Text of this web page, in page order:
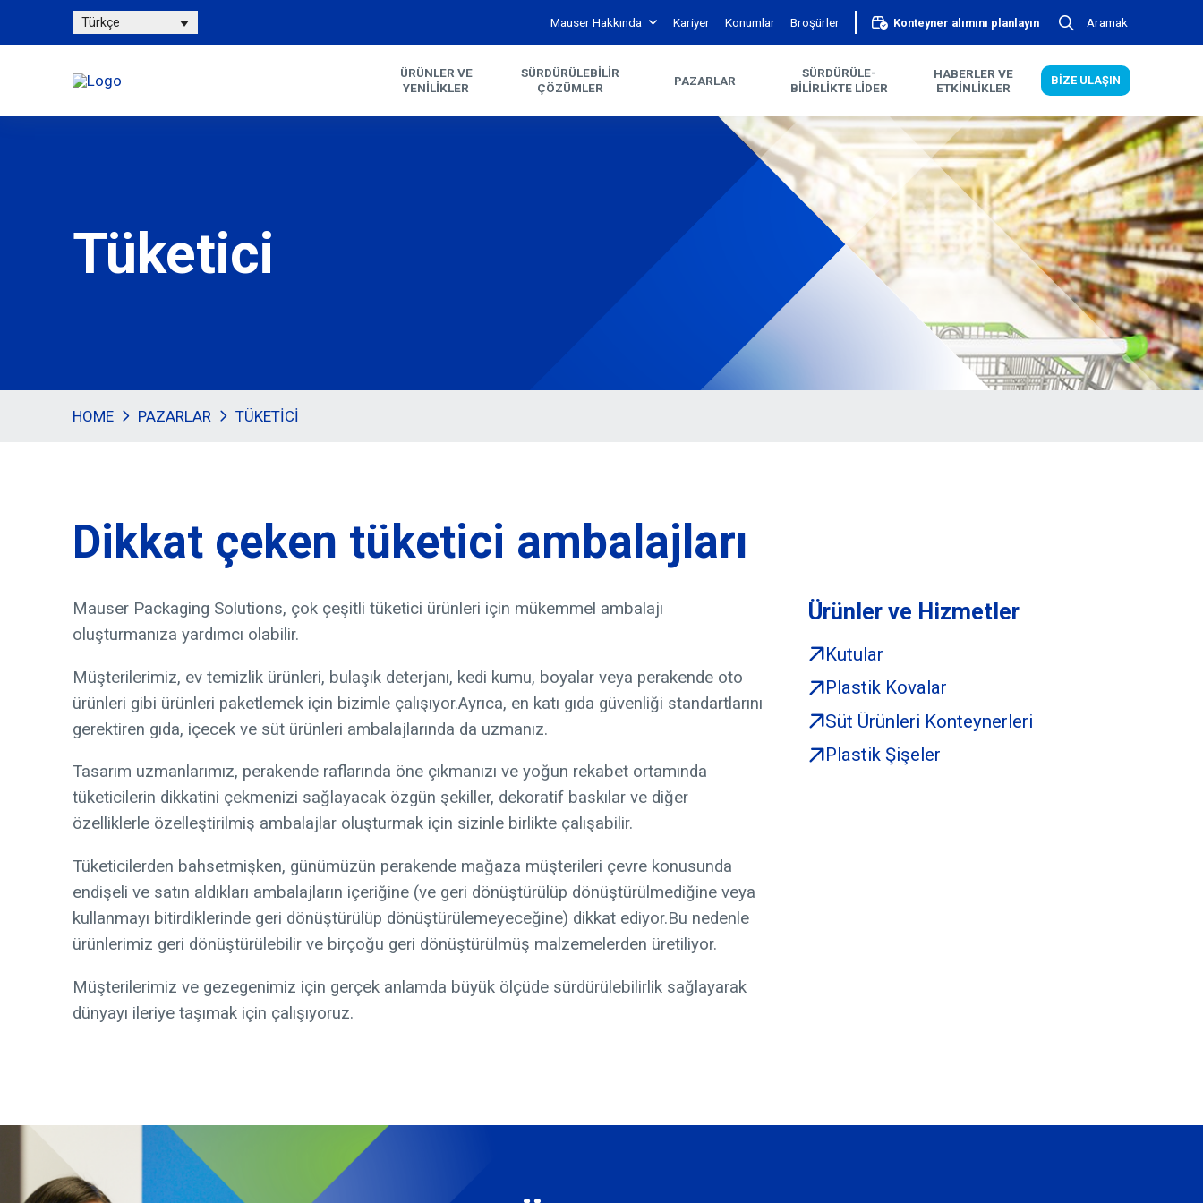
Türkçe Mauser Hakkında Kariyer Konumlar Broşürler Konteyner alımını planlayın Aramak
ÜRÜNLER VE
YENILIKLER
SÜRDÜRÜ­LEBILIR
ÇÖZÜMLER
PAZARLAR
SÜRDÜRÜLE­
BILIRLIKTE LIDER
HABERLER VE
ETKINLIKLER
BIZE ULAŞIN
Tüketici
HOME PAZARLAR TÜKETICI
Dikkat çeken tüketici ambalajları
Mauser Packaging Solutions, çok çeşitli tüketici ürünleri için mükemmel ambalajı
oluşturmanıza yardımcı olabilir.
Müşterilerimiz, ev temizlik ürünleri, bulaşık deterjanı, kedi kumu, boyalar veya perakende oto
ürünleri gibi ürünleri paketlemek için bizimle çalışıyor.Ayrıca, en katı gıda güvenliği standartlarını
gerektiren gıda, içecek ve süt ürünleri ambalajlarında da uzmanız.
Tasarım uzmanlarımız, perakende raflarında öne çıkmanızı ve yoğun rekabet ortamında
tüketicilerin dikkatini çekmenizi sağlayacak özgün şekiller, dekoratif baskılar ve diğer
özelliklerle özelleştirilmiş ambalajlar oluşturmak için sizinle birlikte çalışabilir.
Tüketicilerden bahsetmişken, günümüzün perakende mağaza müşterileri çevre konusunda
endişeli ve satın aldıkları ambalajların içeriğine (ve geri dönüştürülüp dönüştürülmediğine veya
kullanmayı bitirdiklerinde geri dönüştürülüp dönüştürülemeyeceğine) dikkat ediyor.Bu nedenle
ürünlerimiz geri dönüştürülebilir ve birçoğu geri dönüştürülmüş malzemelerden üretiliyor.
Müşterilerimiz ve gezegenimiz için gerçek anlamda büyük ölçüde sürdürülebilirlik sağlayarak
dünyayı ileriye taşımak için çalışıyoruz.
Ürünler ve Hizmetler
Kutular
Plastik Kovalar
Süt Ürünleri Konteynerleri
Plastik Şişeler